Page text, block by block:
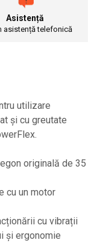
Asistență
asistență telefonică
utilizare
și cu greutate
originală de 35
cu un motor
cu vibrații
și ergonomie